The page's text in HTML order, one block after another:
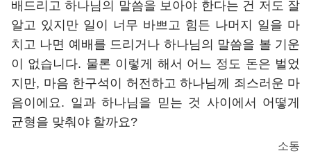
배드리고 하나님의 말씀을 보아야 한다는 건 저도 잘
알고 있지만 일이 너무 바쁘고 힘든 나머지 일을 마
치고 나면 예배를 드리거나 하나님의 말씀을 볼 기운
이 없습니다. 물론 이렇게 해서 어느 정도 돈은 벌었
지만, 마음 한구석이 허전하고 하나님께 죄스러운 마
음이에요. 일과 하나님을 믿는 것 사이에서 어떻게
균형을 맞춰야 할까요?
소동